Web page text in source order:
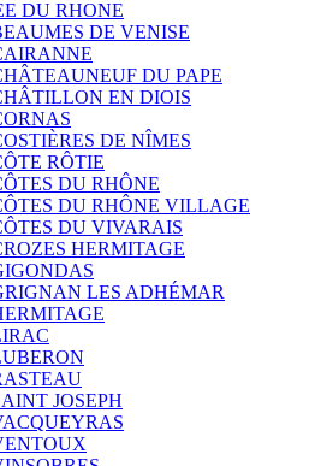
DU RHONE
DE VENISE
DU PAPE
EN DIOIS
DE NÎMES
RÔTIE
DU RHÔNE
DU RHÔNE VILLAGE
DU VIVARAIS
HERMITAGE
LES ADHÉMAR
JOSEPH